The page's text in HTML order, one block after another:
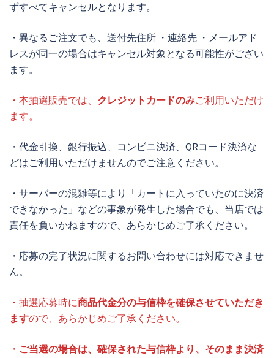
ずすべてキャンセルとなります。
・異なるご注文でも、送付先住所 ・連絡先 ・メールアド
レスが同一の場合はキャンセル対象となる可能性がござい
ます。
・本抽選販売では、 クレジットカードのみご利用いただけ
ます。
・代金引換、銀行振込、コンビニ決済、QRコード決済な
どはご利用いただけませんのでご注意ください。
・サーバーの混雑等により「カートに入っていたのに決済
できなかった」などの事象が発生した場合でも、当店では
責任を負いかねますので、あらかじめご了承ください。
・応募の完了状況に関するお問い合わせには対応できませ
ん。
・抽選応募時に商品代金分の与信枠を確保させていただき
ますので、あらかじめご了承ください。
・ ご当選の場合は、確保された与信枠より、そのまま決済